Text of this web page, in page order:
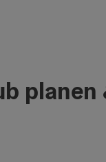
planen